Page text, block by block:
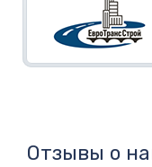
Отзывы о